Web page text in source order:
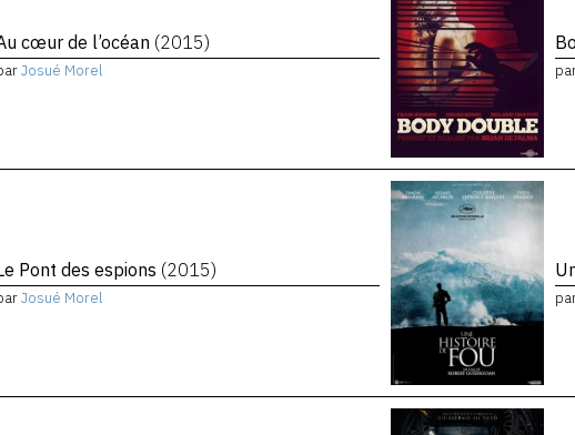
cœur de l’océan (2015)
Josué Morel
Pont des espions (2015)
Josué Morel